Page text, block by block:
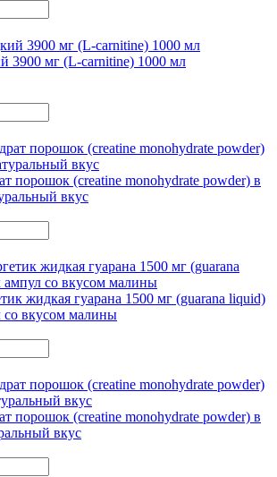
3900 мг (L-carnitine) 1000 мл
порошок (сreatine monohydrate powder) в
вкус
жидкая гуарана 1500 мг (guarana liquid)
со вкусом малины
порошок (сreatine monohydrate powder) в
вкус